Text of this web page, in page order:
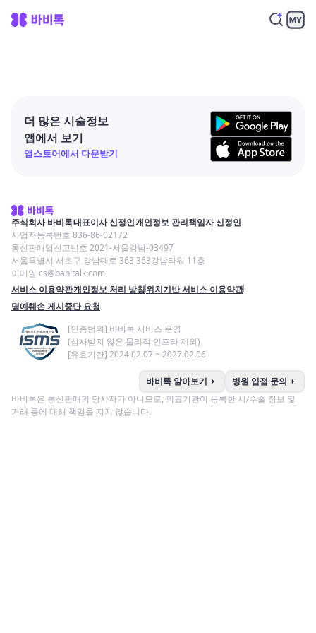
더 많은 시술정보
앱에서 보기
앱스토어에서 다운받기
주식회사 바비톡대표이사 신정인개인정보 관리책임자 신정인
사업자등록번호 836-86-02172
통신판매업신고번호 2021-서울강남-03497
서울특별시 서초구 강남대로 363 363강남타워 11층
이메일 cs@babitalk.com
서비스 이용약관개인정보 처리 방침위치기반 서비스 이용약관
명예훼손 게시중단 요청
[인증범위] 바비톡 서비스 운영
(심사받지 않은 물리적 인프라 제외)
[유효기간] 2024.02.07 ~ 2027.02.06
바비톡 알아보기 arrow_right 병원 입점 문의 arrow_right
바비톡은 통신판매의 당사자가 아니므로, 의료기관이 등록한 시/수술 정보 및
거래 등에 대해 책임을 지지 않습니다.